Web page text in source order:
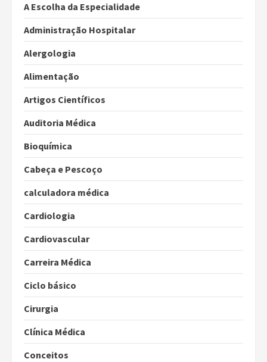
A Escolha da Especialidade
Administração Hospitalar
Alergologia
Alimentação
Artigos Científicos
Auditoria Médica
Bioquímica
Cabeça e Pescoço
calculadora médica
Cardiologia
Cardiovascular
Carreira Médica
Ciclo básico
Cirurgia
Clínica Médica
Conceitos